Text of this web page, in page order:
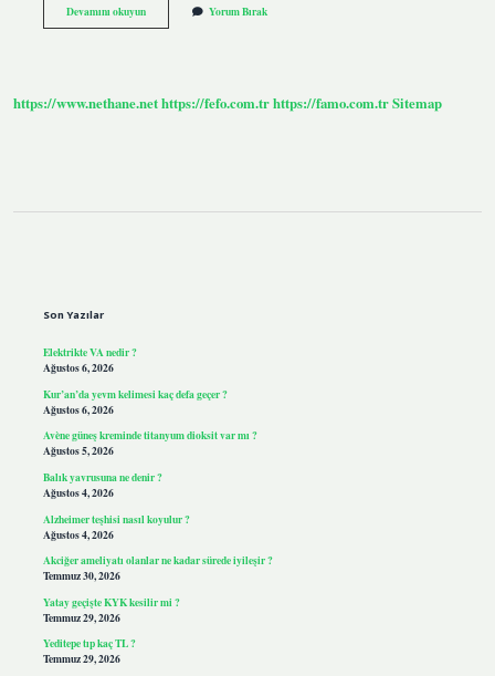
Devamını okuyunTeyze
Kelimesinin
Yorum Bırak
https://www.nethane.nethttps://fefo.com.trhttps://famo.com.trSitemap
Son Yazılar
Elektrikte VA nedir ?
Ağustos 6, 2026
Kur’an’da yevm kelimesi kaç defa geçer ?
Ağustos 6, 2026
Avène güneş kreminde titanyum dioksit var mı ?
Ağustos 5, 2026
Balık yavrusuna ne denir ?
Ağustos 4, 2026
Alzheimer teşhisi nasıl koyulur ?
Ağustos 4, 2026
Akciğer ameliyatı olanlar ne kadar sürede iyileşir ?
Temmuz 30, 2026
Yatay geçişte KYK kesilir mi ?
Temmuz 29, 2026
Yeditepe tıp kaç TL ?
Temmuz 29, 2026